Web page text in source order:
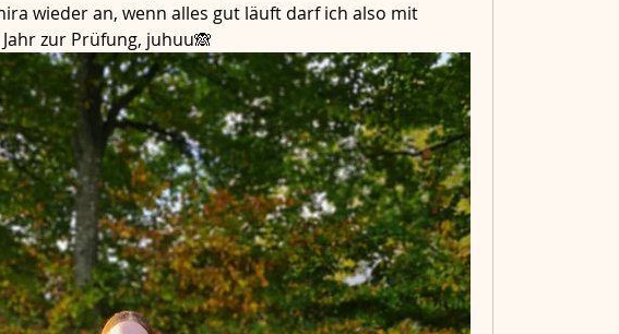
wieder an, wenn alles gut läuft darf ich also mit
zur Prüfung, juhuu🙈